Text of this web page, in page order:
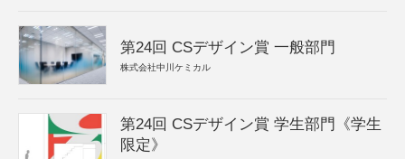
第24回 CSデザイン賞 一般部門
株式会社中川ケミカル
第24回 CSデザイン賞 学生部門《学生
限定》